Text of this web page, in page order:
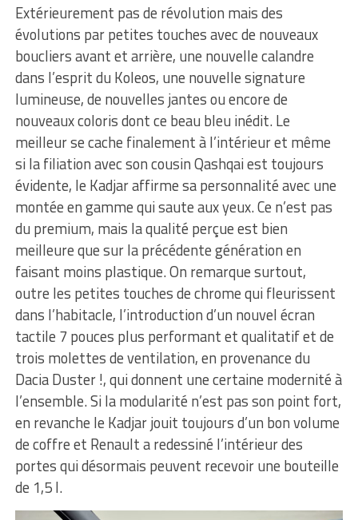
Extérieurement pas de révolution mais des
évolutions par petites touches avec de nouveaux
boucliers avant et arrière, une nouvelle calandre
dans l’esprit du Koleos, une nouvelle signature
lumineuse, de nouvelles jantes ou encore de
nouveaux coloris dont ce beau bleu inédit. Le
meilleur se cache finalement à l’intérieur et même
si la filiation avec son cousin Qashqai est toujours
évidente, le Kadjar affirme sa personnalité avec une
montée en gamme qui saute aux yeux. Ce n’est pas
du premium, mais la qualité perçue est bien
meilleure que sur la précédente génération en
faisant moins plastique. On remarque surtout,
outre les petites touches de chrome qui fleurissent
dans l’habitacle, l’introduction d’un nouvel écran
tactile 7 pouces plus performant et qualitatif et de
trois molettes de ventilation, en provenance du
Dacia Duster !, qui donnent une certaine modernité à
l’ensemble. Si la modularité n’est pas son point fort,
en revanche le Kadjar jouit toujours d’un bon volume
de coffre et Renault a redessiné l’intérieur des
portes qui désormais peuvent recevoir une bouteille
de 1,5 l.